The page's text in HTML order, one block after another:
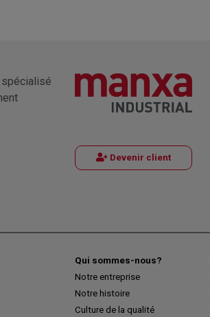
spécialisé
Devenir client
Qui sommes-nous?
Notre entreprise
Notre histoire
Culture de la qualité